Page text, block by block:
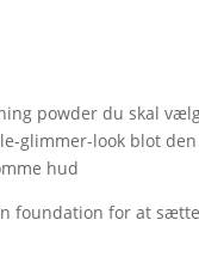
powder du skal
glimmer-look blot
hud
foundation for at sætte